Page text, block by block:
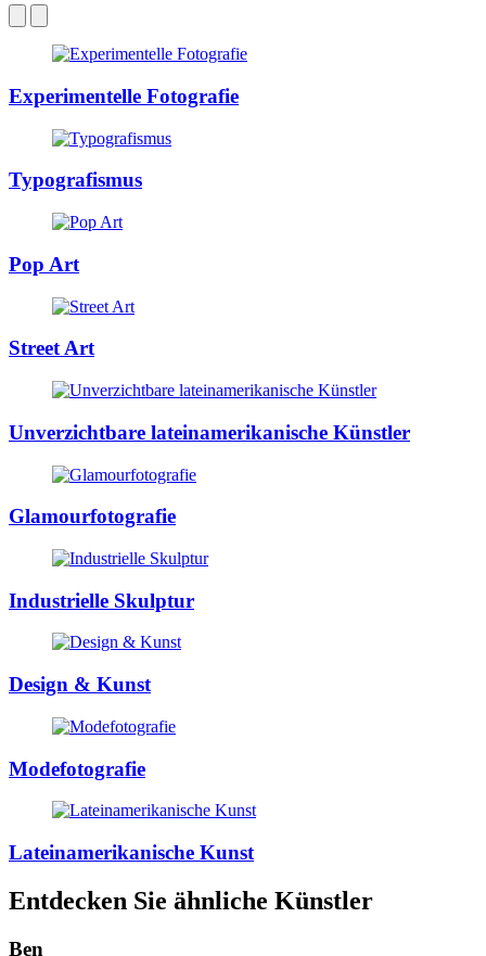
Experimentelle Fotografie
Typografismus
Pop Art
Street Art
Unverzichtbare lateinamerikanische Künstler
Glamourfotografie
Industrielle Skulptur
Design & Kunst
Modefotografie
Lateinamerikanische Kunst
Entdecken Sie ähnliche Künstler
Ben